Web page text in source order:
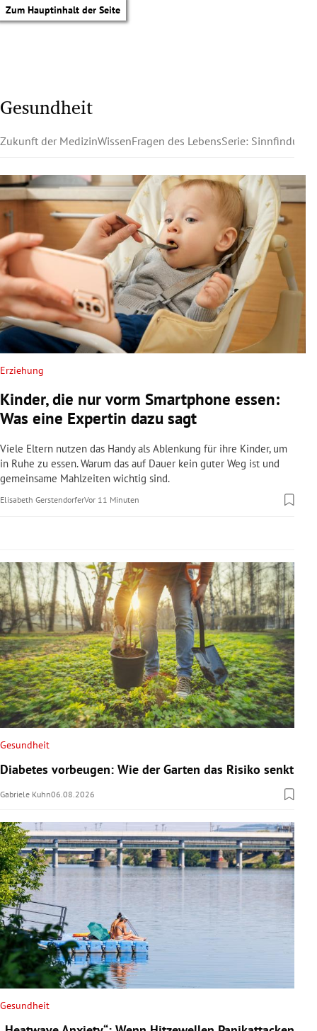
Zum Hauptinhalt der Seite
Untermenü
Untermenü
Untermenü
Untermenü
Untermenü
Untermenü
Untermenü
Untermenü
Gesundheit
Zukunft der MedizinWissenFragen des LebensSerie: Sinnfindung
Erziehung
Kinder, die nur vorm Smartphone essen:
Was eine Expertin dazu sagt
Viele Eltern nutzen das Handy als Ablenkung für ihre Kinder, um
in Ruhe zu essen. Warum das auf Dauer kein guter Weg ist und
gemeinsame Mahlzeiten wichtig sind.
Elisabeth GerstendorferVor 11 Minuten
Gesundheit
Diabetes vorbeugen: Wie der Garten das Risiko senkt
Gabriele Kuhn06.08.2026
Gesundheit